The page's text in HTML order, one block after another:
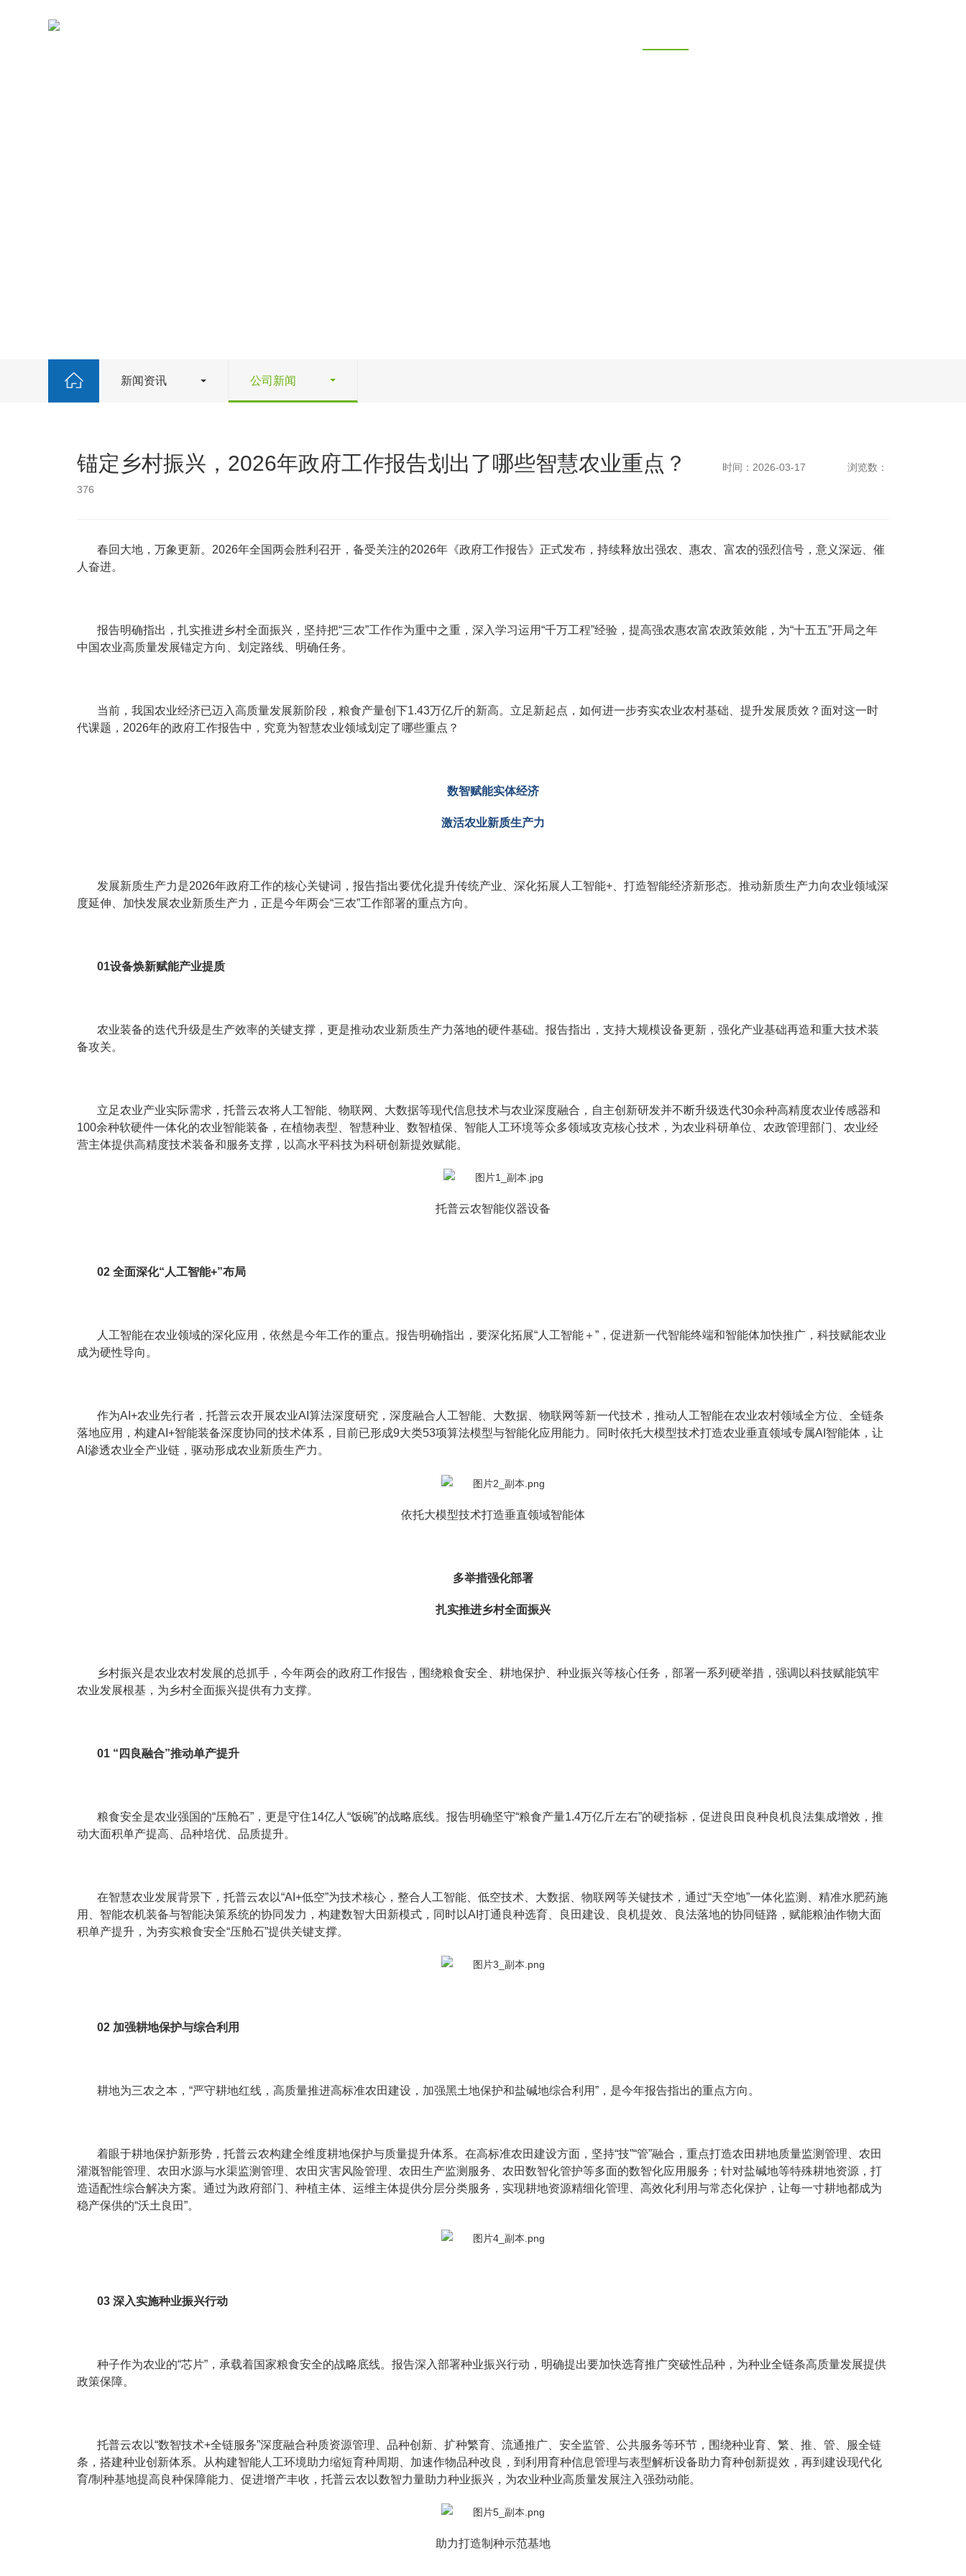
新闻资讯 公司新闻
锚定乡村振兴，2026年政府工作报告划出了哪些智慧农业重点？ 时间：2026-03-17
浏览数：
376
春回大地，万象更新。2026年全国两会胜利召开，备受关注的2026年《政府工作报告》正式发布，持续释放出强农、惠农、富农的强烈信号，意义深远、催
人奋进。
报告明确指出，扎实推进乡村全面振兴，坚持把“三农”工作作为重中之重，深入学习运用“千万工程”经验，提高强农惠农富农政策效能，为“十五五”开局之年
中国农业高质量发展锚定方向、划定路线、明确任务。
当前，我国农业经济已迈入高质量发展新阶段，粮食产量创下1.43万亿斤的新高。立足新起点，如何进一步夯实农业农村基础、提升发展质效？面对这一时
代课题，2026年的政府工作报告中，究竟为智慧农业领域划定了哪些重点？
数智赋能实体经济
激活农业新质生产力
发展新质生产力是2026年政府工作的核心关键词，报告指出要优化提升传统产业、深化拓展人工智能+、打造智能经济新形态。推动新质生产力向农业领域深
度延伸、加快发展农业新质生产力，正是今年两会“三农”工作部署的重点方向。
01设备焕新赋能产业提质
农业装备的迭代升级是生产效率的关键支撑，更是推动农业新质生产力落地的硬件基础。报告指出，支持大规模设备更新，强化产业基础再造和重大技术装
备攻关。
立足农业产业实际需求，托普云农将人工智能、物联网、大数据等现代信息技术与农业深度融合，自主创新研发并不断升级迭代30余种高精度农业传感器和
100余种软硬件一体化的农业智能装备，在植物表型、智慧种业、数智植保、智能人工环境等众多领域攻克核心技术，为农业科研单位、农政管理部门、农业经
营主体提供高精度技术装备和服务支撑，以高水平科技为科研创新提效赋能。
托普云农智能仪器设备
02 全面深化“人工智能+”布局
人工智能在农业领域的深化应用，依然是今年工作的重点。报告明确指出，要深化拓展“人工智能＋”，促进新一代智能终端和智能体加快推广，科技赋能农业
成为硬性导向。
作为AI+农业先行者，托普云农开展农业AI算法深度研究，深度融合人工智能、大数据、物联网等新一代技术，推动人工智能在农业农村领域全方位、全链条
落地应用，构建AI+智能装备深度协同的技术体系，目前已形成9大类53项算法模型与智能化应用能力。同时依托大模型技术打造农业垂直领域专属AI智能体，让
AI渗透农业全产业链，驱动形成农业新质生产力。
依托大模型技术打造垂直领域智能体
多举措强化部署
扎实推进乡村全面振兴
乡村振兴是农业农村发展的总抓手，今年两会的政府工作报告，围绕粮食安全、耕地保护、种业振兴等核心任务，部署一系列硬举措，强调以科技赋能筑牢
农业发展根基，为乡村全面振兴提供有力支撑。
01 “四良融合”推动单产提升
粮食安全是农业强国的“压舱石”，更是守住14亿人“饭碗”的战略底线。报告明确坚守“粮食产量1.4万亿斤左右”的硬指标，促进良田良种良机良法集成增效，推
动大面积单产提高、品种培优、品质提升。
在智慧农业发展背景下，托普云农以“AI+低空”为技术核心，整合人工智能、低空技术、大数据、物联网等关键技术，通过“天空地”一体化监测、精准水肥药施
用、智能农机装备与智能决策系统的协同发力，构建数智大田新模式，同时以AI打通良种选育、良田建设、良机提效、良法落地的协同链路，赋能粮油作物大面
积单产提升，为夯实粮食安全“压舱石”提供关键支撑。
02 加强耕地保护与综合利用
耕地为三农之本，“严守耕地红线，高质量推进高标准农田建设，加强黑土地保护和盐碱地综合利用”，是今年报告指出的重点方向。
着眼于耕地保护新形势，托普云农构建全维度耕地保护与质量提升体系。在高标准农田建设方面，坚持“技”“管”融合，重点打造农田耕地质量监测管理、农田
灌溉智能管理、农田水源与水渠监测管理、农田灾害风险管理、农田生产监测服务、农田数智化管护等多面的数智化应用服务；针对盐碱地等特殊耕地资源，打
造适配性综合解决方案。通过为政府部门、种植主体、运维主体提供分层分类服务，实现耕地资源精细化管理、高效化利用与常态化保护，让每一寸耕地都成为
稳产保供的“沃土良田”。
03 深入实施种业振兴行动
种子作为农业的“芯片”，承载着国家粮食安全的战略底线。报告深入部署种业振兴行动，明确提出要加快选育推广突破性品种，为种业全链条高质量发展提供
政策保障。
托普云农以“数智技术+全链服务”深度融合种质资源管理、品种创新、扩种繁育、流通推广、安全监管、公共服务等环节，围绕种业育、繁、推、管、服全链
条，搭建种业创新体系。从构建智能人工环境助力缩短育种周期、加速作物品种改良，到利用育种信息管理与表型解析设备助力育种创新提效，再到建设现代化
育/制种基地提高良种保障能力、促进增产丰收，托普云农以数智力量助力种业振兴，为农业种业高质量发展注入强劲动能。
助力打造制种示范基地